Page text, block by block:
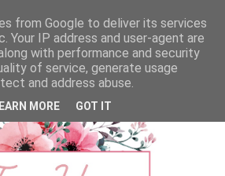
from Google to deliver its services
Your IP address and user-agent are
with performance and security
of service, generate usage
and address abuse.
MORE GOT IT